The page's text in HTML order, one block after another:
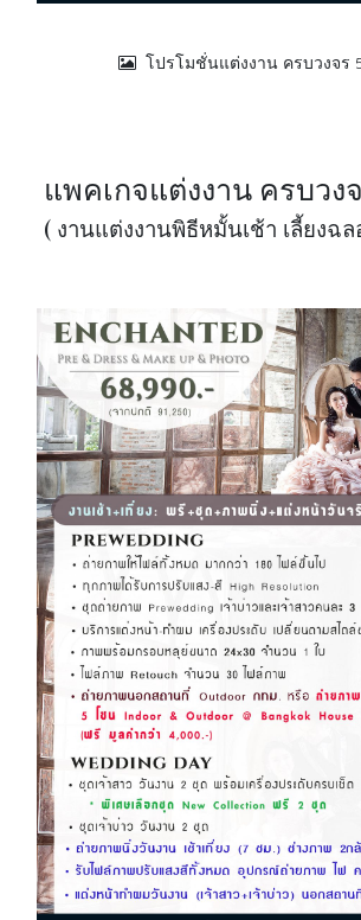
โปรโมชั่นแต่งงาน ครบวงจร
แพคเกจแต่งงาน ครบวงจ
( งานแต่งงานพิธีหมั้นเช้า เลี้ยงฉล